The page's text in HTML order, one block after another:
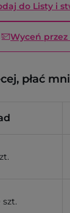
do Listy i
Wyceń przez
płać
szt.